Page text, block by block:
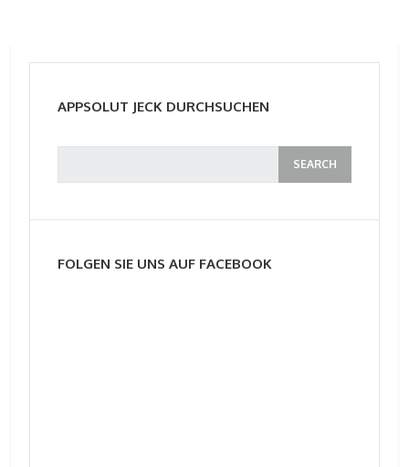
APPSOLUT JECK DURCHSUCHEN
FOLGEN SIE UNS AUF FACEBOOK